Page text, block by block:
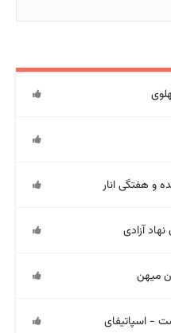
و هفتگی انار
آزادی
میهن
- اسپاتیفای